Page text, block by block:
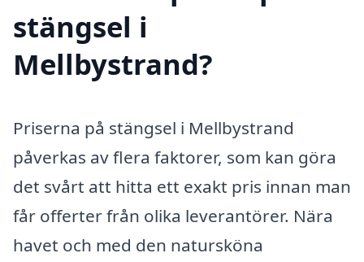
stängsel i
Mellbystrand?
Priserna på stängsel i Mellbystrand
påverkas av flera faktorer, som kan göra
det svårt att hitta ett exakt pris innan man
får offerter från olika leverantörer. Nära
havet och med den natursköna